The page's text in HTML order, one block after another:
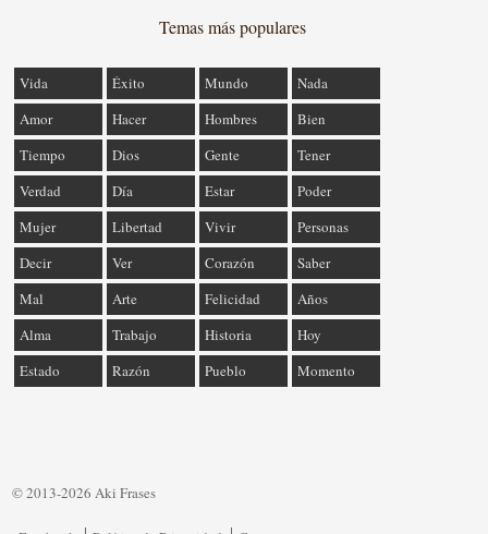
Temas más populares
Vida Éxito Mundo
Nada
Amor
Hacer Hombres
Bien
Tiempo
Dios Gente
Tener
Verdad
Día Estar
Poder
Mujer
Libertad Vivir
Personas
Decir
Ver Corazón
Saber
Mal
Arte Felicidad
Años
Alma
Trabajo Historia
Hoy
Estado
Razón Pueblo Momento
© 2013-2026 Aki Frases